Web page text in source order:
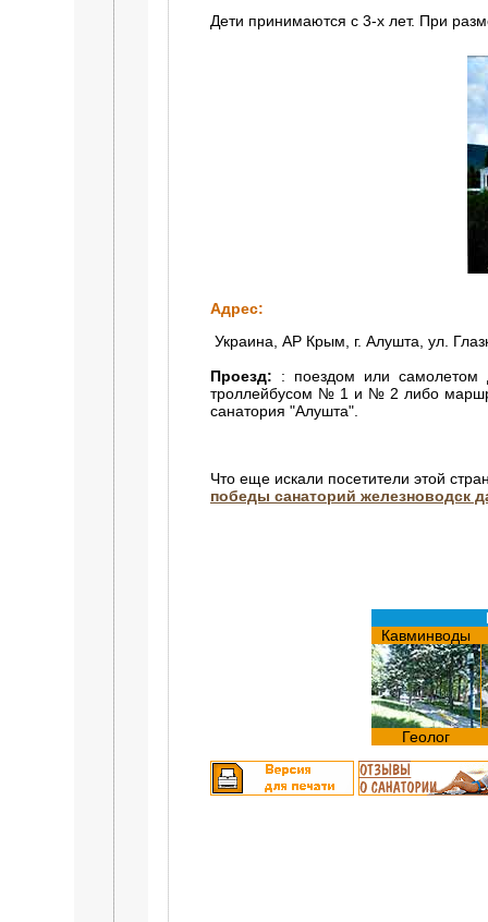
Дети принимаются с 3-х лет. При
Адрес:
Украина, АР Крым, г. Алушта, ул.
Проезд: : поездом или самолетом
троллейбусом № 1 и № 2 либо
санатория "Алушта".
Что еще искали посетители этой
победы санаторий железноводск
Кавминводы
Геолог